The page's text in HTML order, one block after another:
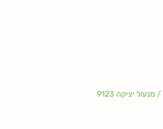
/ מנעול יציקה 9123